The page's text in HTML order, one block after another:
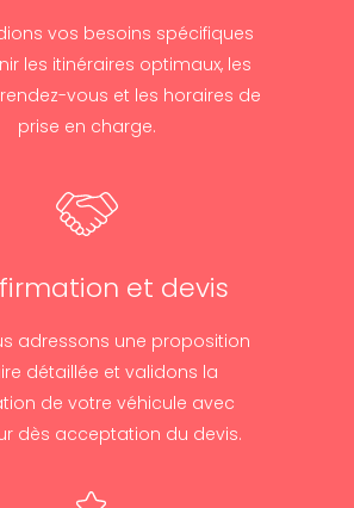
vos besoins spécifiques
les itinéraires optimaux, les
vous et les horaires de
prise en charge.
et devis
adressons une proposition
détaillée et validons la
de votre véhicule avec
dès acceptation du devis.